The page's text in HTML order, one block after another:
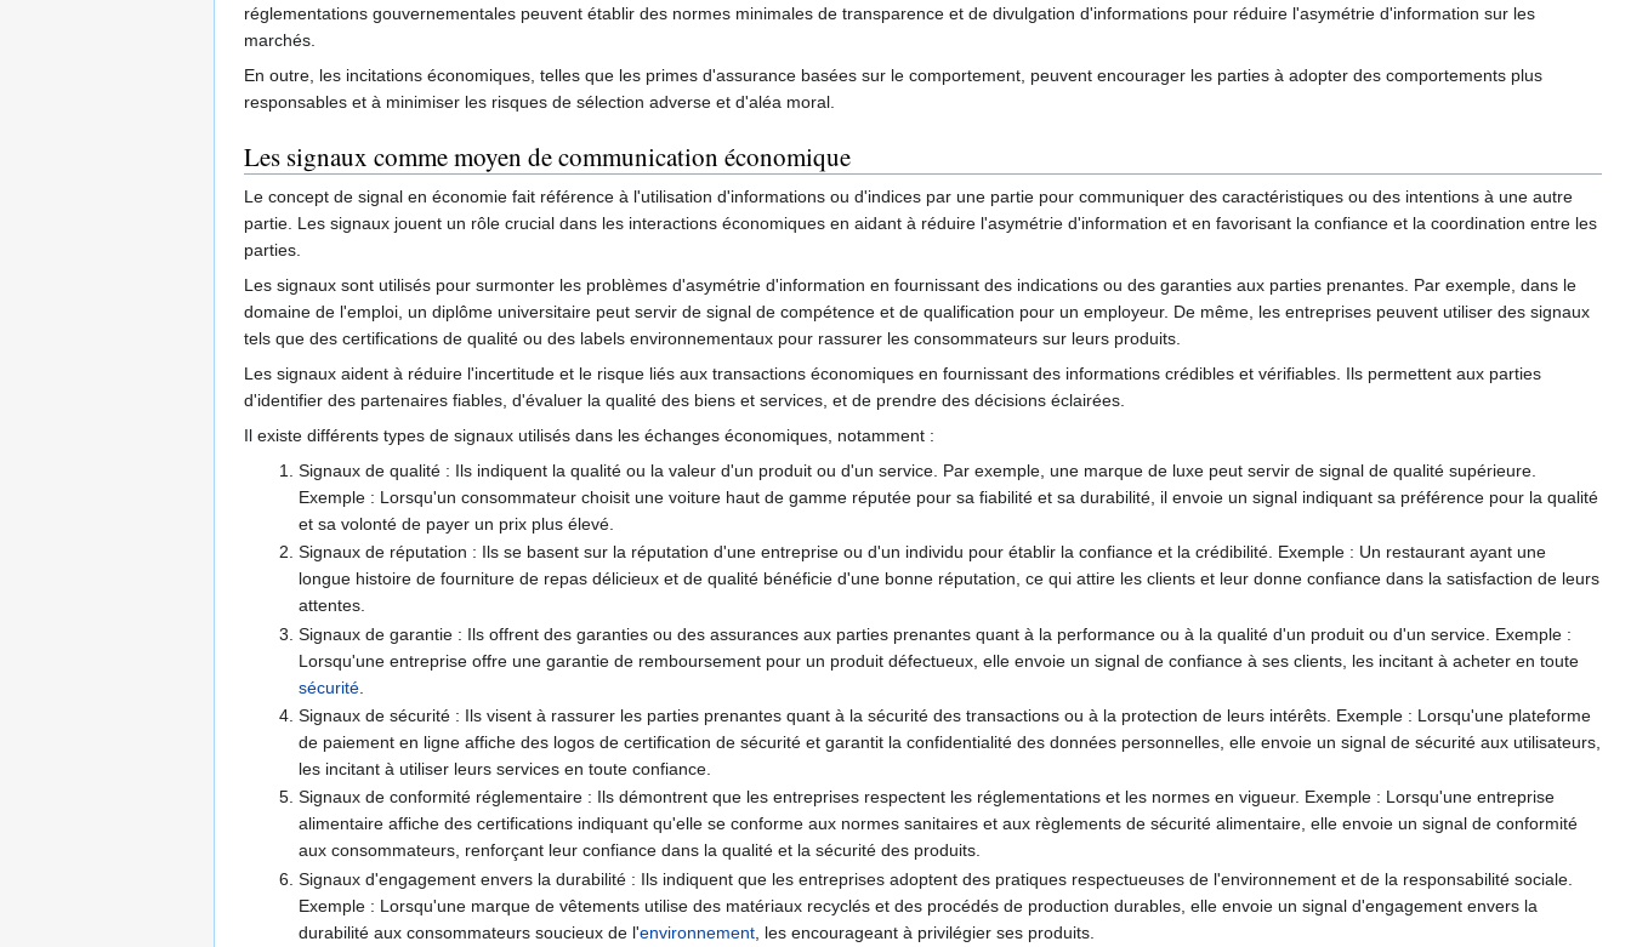
réglementations gouvernementales peuvent établir des normes minimales de transparence et de divulgation d'informations pour réduire l'asymétrie d'information sur les
marchés.
En outre, les incitations économiques, telles que les primes d'assurance basées sur le comportement, peuvent encourager les parties à adopter des comportements plus
responsables et à minimiser les risques de sélection adverse et d'aléa moral.
Les signaux comme moyen de communication économique
Le concept de signal en économie fait référence à l'utilisation d'informations ou d'indices par une partie pour communiquer des caractéristiques ou des intentions à une autre
partie. Les signaux jouent un rôle crucial dans les interactions économiques en aidant à réduire l'asymétrie d'information et en favorisant la confiance et la coordination entre les
parties.
Les signaux sont utilisés pour surmonter les problèmes d'asymétrie d'information en fournissant des indications ou des garanties aux parties prenantes. Par exemple, dans le
domaine de l'emploi, un diplôme universitaire peut servir de signal de compétence et de qualification pour un employeur. De même, les entreprises peuvent utiliser des signaux
tels que des certifications de qualité ou des labels environnementaux pour rassurer les consommateurs sur leurs produits.
Les signaux aident à réduire l'incertitude et le risque liés aux transactions économiques en fournissant des informations crédibles et vérifiables. Ils permettent aux parties
d'identifier des partenaires fiables, d'évaluer la qualité des biens et services, et de prendre des décisions éclairées.
Il existe différents types de signaux utilisés dans les échanges économiques, notamment :
Signaux de qualité : Ils indiquent la qualité ou la valeur d'un produit ou d'un service. Par exemple, une marque de luxe peut servir de signal de qualité supérieure.
Exemple : Lorsqu'un consommateur choisit une voiture haut de gamme réputée pour sa fiabilité et sa durabilité, il envoie un signal indiquant sa préférence pour la qualité
et sa volonté de payer un prix plus élevé.
Signaux de réputation : Ils se basent sur la réputation d'une entreprise ou d'un individu pour établir la confiance et la crédibilité. Exemple : Un restaurant ayant une
longue histoire de fourniture de repas délicieux et de qualité bénéficie d'une bonne réputation, ce qui attire les clients et leur donne confiance dans la satisfaction de leurs
attentes.
Signaux de garantie : Ils offrent des garanties ou des assurances aux parties prenantes quant à la performance ou à la qualité d'un produit ou d'un service. Exemple :
Lorsqu'une entreprise offre une garantie de remboursement pour un produit défectueux, elle envoie un signal de confiance à ses clients, les incitant à acheter en toute
sécurité.
Signaux de sécurité : Ils visent à rassurer les parties prenantes quant à la sécurité des transactions ou à la protection de leurs intérêts. Exemple : Lorsqu'une plateforme
de paiement en ligne affiche des logos de certification de sécurité et garantit la confidentialité des données personnelles, elle envoie un signal de sécurité aux utilisateurs,
les incitant à utiliser leurs services en toute confiance.
Signaux de conformité réglementaire : Ils démontrent que les entreprises respectent les réglementations et les normes en vigueur. Exemple : Lorsqu'une entreprise
alimentaire affiche des certifications indiquant qu'elle se conforme aux normes sanitaires et aux règlements de sécurité alimentaire, elle envoie un signal de conformité
aux consommateurs, renforçant leur confiance dans la qualité et la sécurité des produits.
Signaux d'engagement envers la durabilité : Ils indiquent que les entreprises adoptent des pratiques respectueuses de l'environnement et de la responsabilité sociale.
Exemple : Lorsqu'une marque de vêtements utilise des matériaux recyclés et des procédés de production durables, elle envoie un signal d'engagement envers la
durabilité aux consommateurs soucieux de l'environnement, les encourageant à privilégier ses produits.